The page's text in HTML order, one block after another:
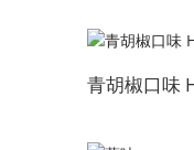
青胡椒口味